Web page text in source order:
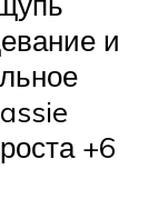
и
+6